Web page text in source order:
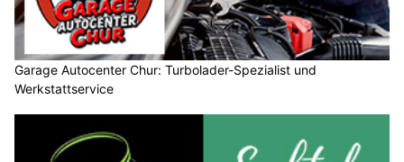
Garage Autocenter Chur: Turbolader-Spezialist und
Werkstattservice